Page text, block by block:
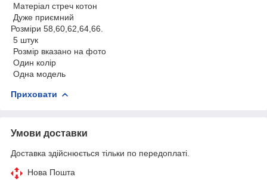
Матеріал стреч котон
Дуже приємний
Розміри 58,60,62,64,66.
5 штук
Розмір вказано на фото
Один колір
Одна модель
Приховати
Умови доставки
Доставка здійснюється тільки по передоплаті.
Нова Пошта